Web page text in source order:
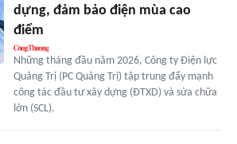
dựng, đảm bảo điện mùa cao
điểm
Những tháng đầu năm 2026, Công ty Điện lực
Quảng Trị (PC Quảng Trị) tập trung đẩy mạnh
công tác đầu tư xây dựng (ĐTXD) và sửa chữa
lớn (SCL).